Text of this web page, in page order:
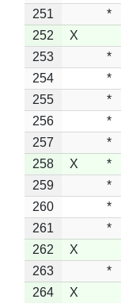
251
*
252
X
253
*
254
*
255
*
256
*
257
*
258
X *
259
*
260
*
261
*
262
X
263
*
264
X